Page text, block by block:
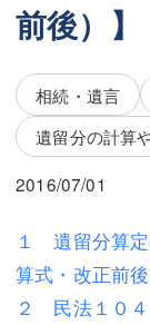
桶川 聡
三平 隆史
吉元 優仁
不動産
相続・遺言
桶川 聡
三平 隆史
吉元 優仁
相続・遺言
離婚（夫婦
前後）】
相続・遺言
遺留分の計算
2016/07/01
１ 遺留分算定
算式・改正前後
２ 民法１０